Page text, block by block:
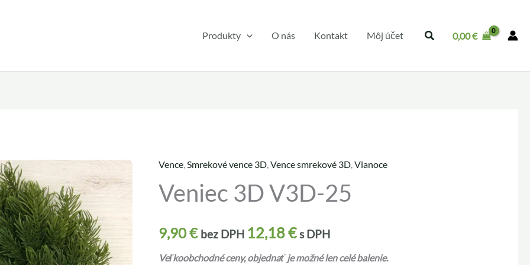
Produkty O nás Kontakt Môj účet 0,00€
Vence,Smrekové vence 3D,Vence smrekové 3D,Vianoce
Veniec 3D V3D-25
9,90€ bez DPH 12,18€s DPH
Veľkoobchodné ceny, objednať je možné len celé balenie.
množstvo
Veniec
3D
25